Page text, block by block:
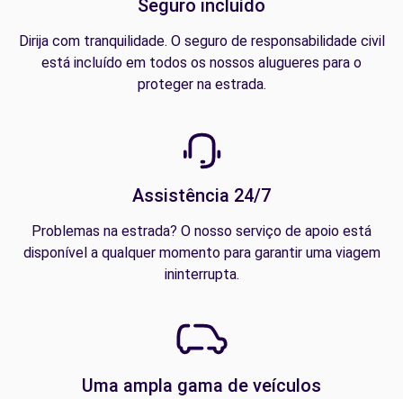
Seguro incluído
Dirija com tranquilidade. O seguro de responsabilidade civil
está incluído em todos os nossos alugueres para o
proteger na estrada.
Assistência 24/7
Problemas na estrada? O nosso serviço de apoio está
disponível a qualquer momento para garantir uma viagem
ininterrupta.
Uma ampla gama de veículos